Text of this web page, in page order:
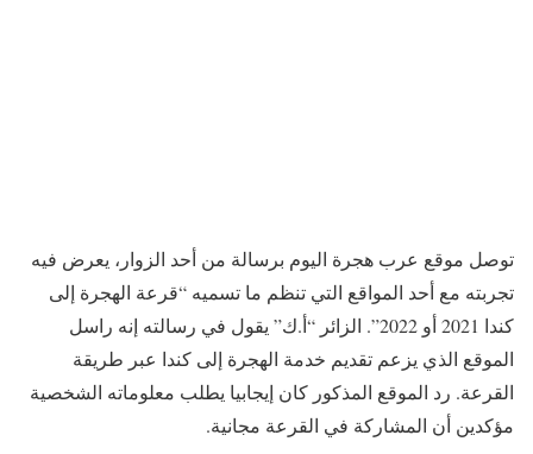
توصل موقع عرب هجرة اليوم برسالة من أحد الزوار، يعرض فيه
تجربته مع أحد المواقع التي تنظم ما تسميه “قرعة الهجرة إلى
كندا 2021 أو 2022”. الزائر “أ.ك” يقول في رسالته إنه راسل
الموقع الذي يزعم تقديم خدمة الهجرة إلى كندا عبر طريقة
القرعة. رد الموقع المذكور كان إيجابيا يطلب معلوماته الشخصية
مؤكدين أن المشاركة في القرعة مجانية.